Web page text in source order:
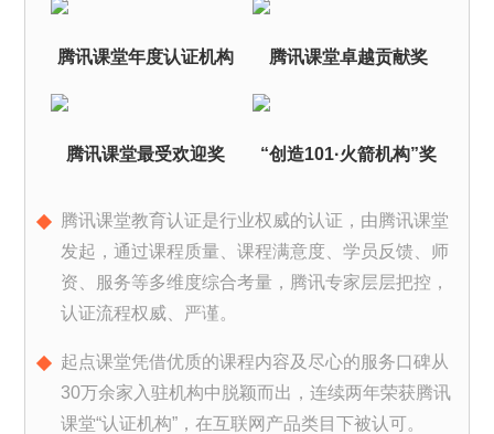
腾讯课堂年度认证机构 腾讯课堂卓越贡献奖
腾讯课堂最受欢迎奖 “创造101·火箭机构”奖
腾讯课堂教育认证是行业权威的认证，由腾讯课堂
发起，通过课程质量、课程满意度、学员反馈、师
资、服务等多维度综合考量，腾讯专家层层把控，
认证流程权威、严谨。
起点课堂凭借优质的课程内容及尽心的服务口碑从
30万余家入驻机构中脱颖而出，连续两年荣获腾讯
课堂“认证机构”，在互联网产品类目下被认可。